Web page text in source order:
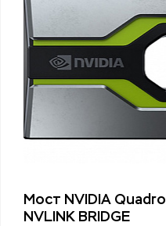
Мост NVIDIA Quadro
NVLINK BRIDGE